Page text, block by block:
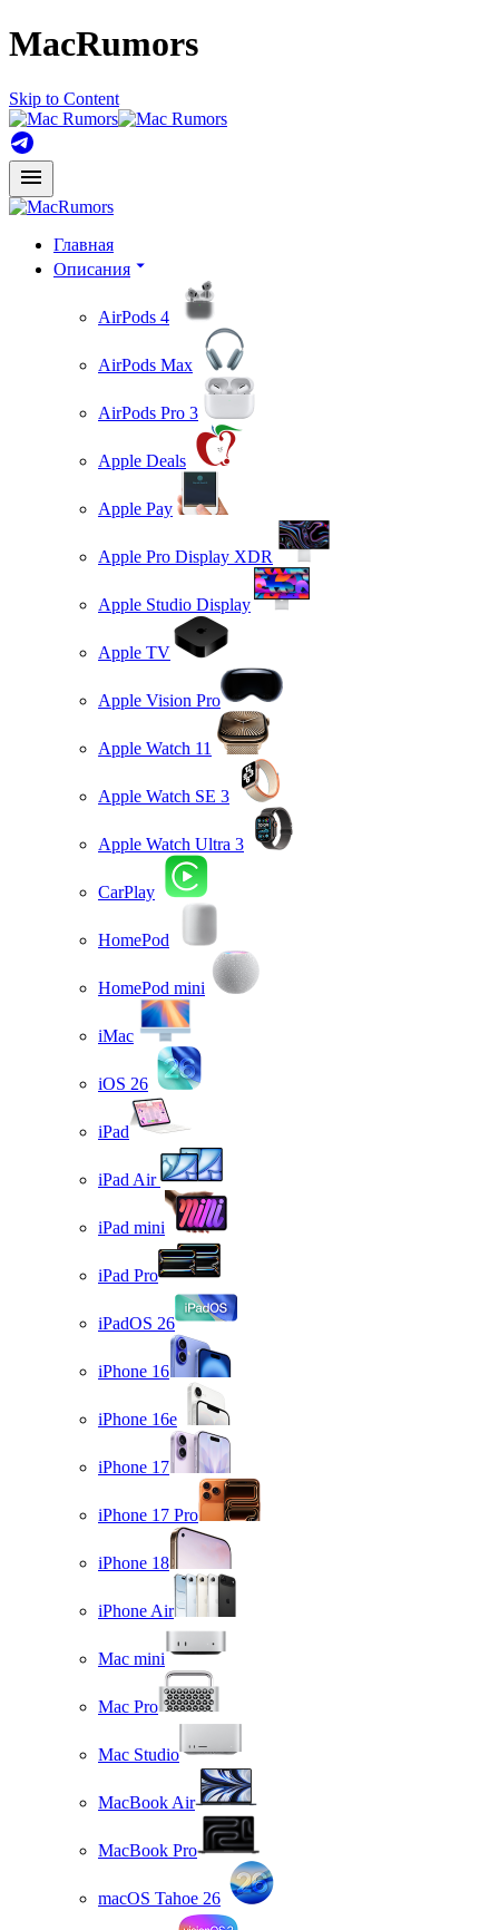
MacRumors
Skip to Content
Главная
Описания
AirPods 4
AirPods Max
AirPods Pro 3
Apple Deals
Apple Pay
Apple Pro Display XDR
Apple Studio Display
Apple TV
Apple Vision Pro
Apple Watch 11
Apple Watch SE 3
Apple Watch Ultra 3
CarPlay
HomePod
HomePod mini
iMac
iOS 26
iPad
iPad Air
iPad mini
iPad Pro
iPadOS 26
iPhone 16
iPhone 16e
iPhone 17
iPhone 17 Pro
iPhone 18
iPhone Air
Mac mini
Mac Pro
Mac Studio
MacBook Air
MacBook Pro
macOS Tahoe 26